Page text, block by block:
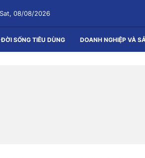
Sat, 08/08/2026
ĐỜI SỐNG TIÊU DÙNG DOANH NGHIỆP VÀ